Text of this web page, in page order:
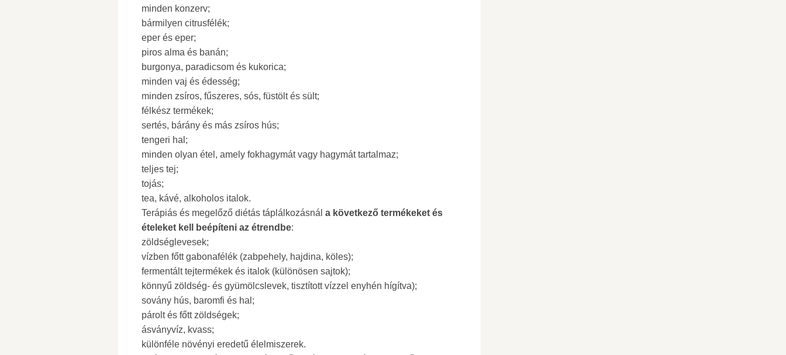
minden konzerv;
bármilyen citrusfélék;
eper és eper;
piros alma és banán;
burgonya, paradicsom és kukorica;
minden vaj és édesség;
minden zsíros, fűszeres, sós, füstölt és sült;
félkész termékek;
sertés, bárány és más zsíros hús;
tengeri hal;
minden olyan étel, amely fokhagymát vagy hagymát tartalmaz;
teljes tej;
tojás;
tea, kávé, alkoholos italok.
Terápiás és megelőző diétás táplálkozásnál a következő termékeket és
ételeket kell beépíteni az étrendbe:
zöldséglevesek;
vízben főtt gabonafélék (zabpehely, hajdina, köles);
fermentált tejtermékek és italok (különösen sajtok);
könnyű zöldség- és gyümölcslevek, tisztított vízzel enyhén hígítva);
sovány hús, baromfi és hal;
párolt és főtt zöldségek;
ásványvíz, kvass;
különféle növényi eredetű élelmiszerek.